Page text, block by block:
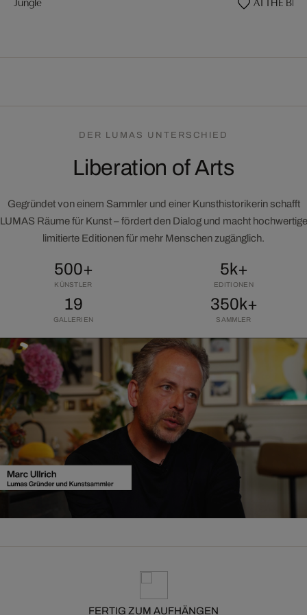
DER LUMAS UNTERSCHIED
Liberation of Arts
Gegründet von einem Sammler und einer Kunsthistorikerin schafft
LUMAS Räume für Kunst – fördert den Dialog und macht hochwertige
limitierte Editionen für mehr Menschen zugänglich.
500+
KÜNSTLER
5k+
EDITIONEN
19
GALLERIEN
350k+
SAMMLER
FERTIG ZUM AUFHÄNGEN